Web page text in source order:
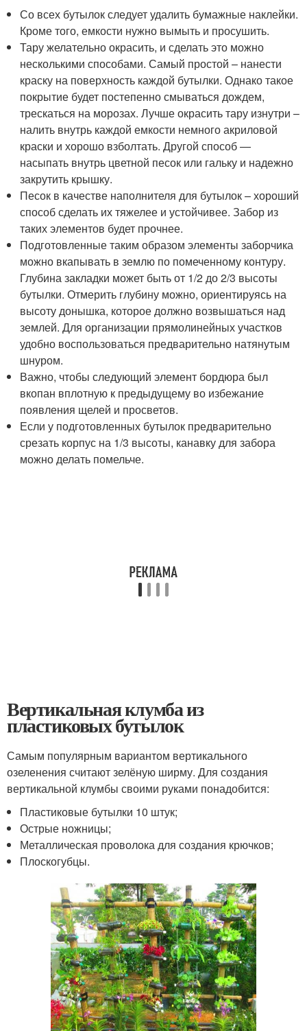
Со всех бутылок следует удалить бумажные наклейки.
Кроме того, емкости нужно вымыть и просушить.
Тару желательно окрасить, и сделать это можно
несколькими способами. Самый простой – нанести
краску на поверхность каждой бутылки. Однако такое
покрытие будет постепенно смываться дождем,
трескаться на морозах. Лучше окрасить тару изнутри –
налить внутрь каждой емкости немного акриловой
краски и хорошо взболтать. Другой способ —
насыпать внутрь цветной песок или гальку и надежно
закрутить крышку.
Песок в качестве наполнителя для бутылок – хороший
способ сделать их тяжелее и устойчивее. Забор из
таких элементов будет прочнее.
Подготовленные таким образом элементы заборчика
можно вкапывать в землю по помеченному контуру.
Глубина закладки может быть от 1/2 до 2/3 высоты
бутылки. Отмерить глубину можно, ориентируясь на
высоту донышка, которое должно возвышаться над
землей. Для организации прямолинейных участков
удобно воспользоваться предварительно натянутым
шнуром.
Важно, чтобы следующий элемент бордюра был
вкопан вплотную к предыдущему во избежание
появления щелей и просветов.
Если у подготовленных бутылок предварительно
срезать корпус на 1/3 высоты, канавку для забора
можно делать помельче.
Вертикальная клумба из
пластиковых бутылок
Самым популярным вариантом вертикального
озеленения считают зелёную ширму. Для создания
вертикальной клумбы своими руками понадобится:
Пластиковые бутылки 10 штук;
Острые ножницы;
Металлическая проволока для создания крючков;
Плоскогубцы.